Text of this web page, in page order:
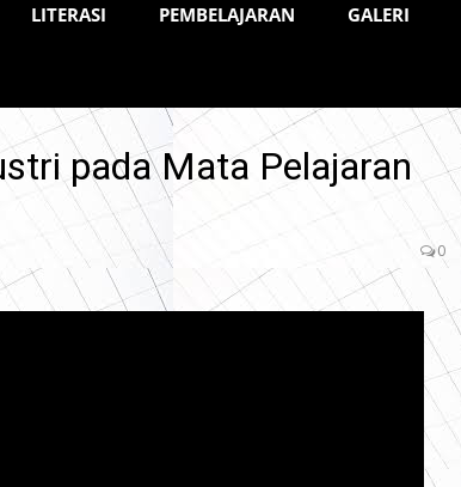
LITERASI PEMBELAJARAN GALERI
pada Mata Pelajaran
0